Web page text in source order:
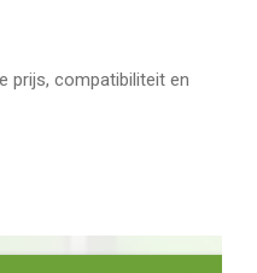
prijs, compatibiliteit en